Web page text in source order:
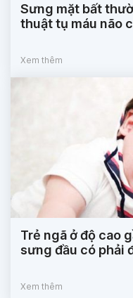
Sưng mặt bất
thuật tụ máu não
Xem thêm
Trẻ ngã ở độ cao
sưng đầu có phải
Xem thêm